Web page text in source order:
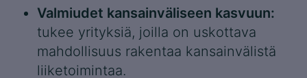
Valmiudet kansainväliseen kasvuun:
tukee yrityksiä, joilla on uskottava
mahdollisuus rakentaa kansainvälistä
liiketoimintaa.